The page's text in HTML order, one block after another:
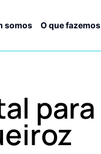
somos O que fazemos
para